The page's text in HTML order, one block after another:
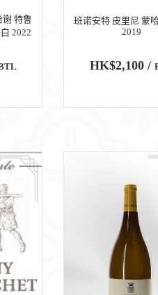
谢 特鲁
2022
班诺安特 皮里尼 蒙
2019
HK$2,100 /